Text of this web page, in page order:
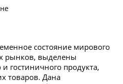
состояние мирового
рынков, выделены
и гостиничного продукта,
товаров. Дана